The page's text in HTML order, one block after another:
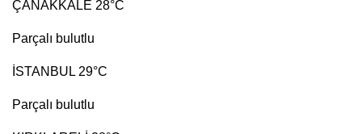
ÇANAKKALE 28°C
Parçalı bulutlu
İSTANBUL 29°C
Parçalı bulutlu